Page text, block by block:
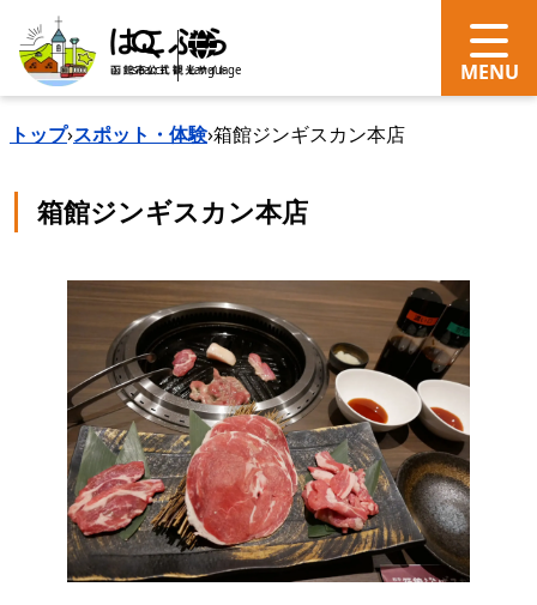
search Language
トップ›スポット・体験›箱館ジンギスカン本店
箱館ジンギスカン本店